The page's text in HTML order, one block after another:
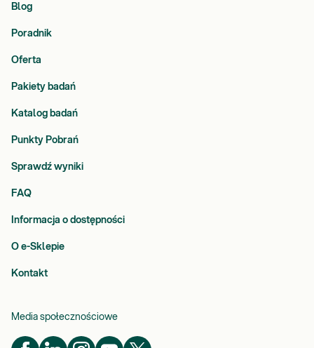
Blog
Poradnik
Oferta
Pakiety badań
Katalog badań
Punkty Pobrań
Sprawdź wyniki
FAQ
Informacja o dostępności
O e-Sklepie
Kontakt
Media społecznościowe